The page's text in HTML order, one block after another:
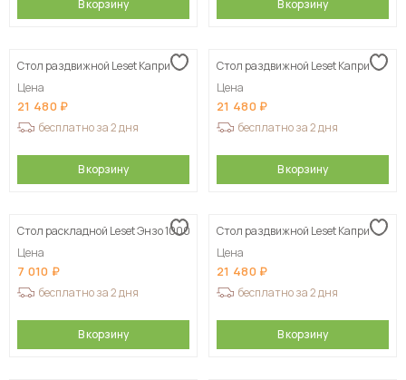
В корзину В корзину
Стол раздвижной Leset Капри
Цена
21 480
бесплатно за 2 дня
В корзину
Стол раздвижной Leset Капри
Цена
21 480
бесплатно за 2 дня
В корзину
Стол раскладной Leset Энзо 1000
Цена
7 010
бесплатно за 2 дня
В корзину
Стол раздвижной Leset Капри
Цена
21 480
бесплатно за 2 дня
В корзину